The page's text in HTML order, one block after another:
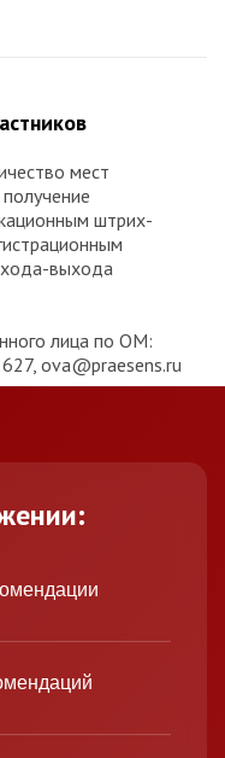
мест
штрих-
выхода
лица по ОМ:
ova@praesens.ru